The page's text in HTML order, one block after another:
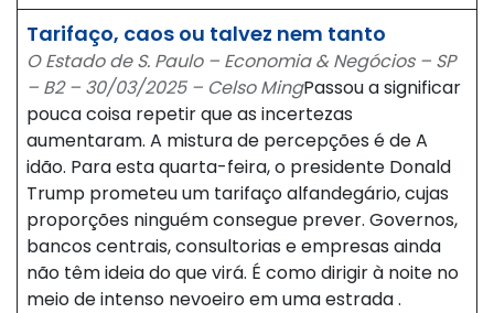
Tarifaço, caos ou talvez nem tanto
O Estado de S. Paulo – Economia & Negócios – SP
– B2 – 30/03/2025 – Celso MingPassou a significar
pouca coisa repetir que as incertezas
aumentaram. A mistura de percepções é de A
idão. Para esta quarta-feira, o presidente Donald
Trump prometeu um tarifaço alfandegário, cujas
proporções ninguém consegue prever. Governos,
bancos centrais, consultorias e empresas ainda
não têm ideia do que virá. É como dirigir à noite no
meio de intenso nevoeiro em uma estrada .